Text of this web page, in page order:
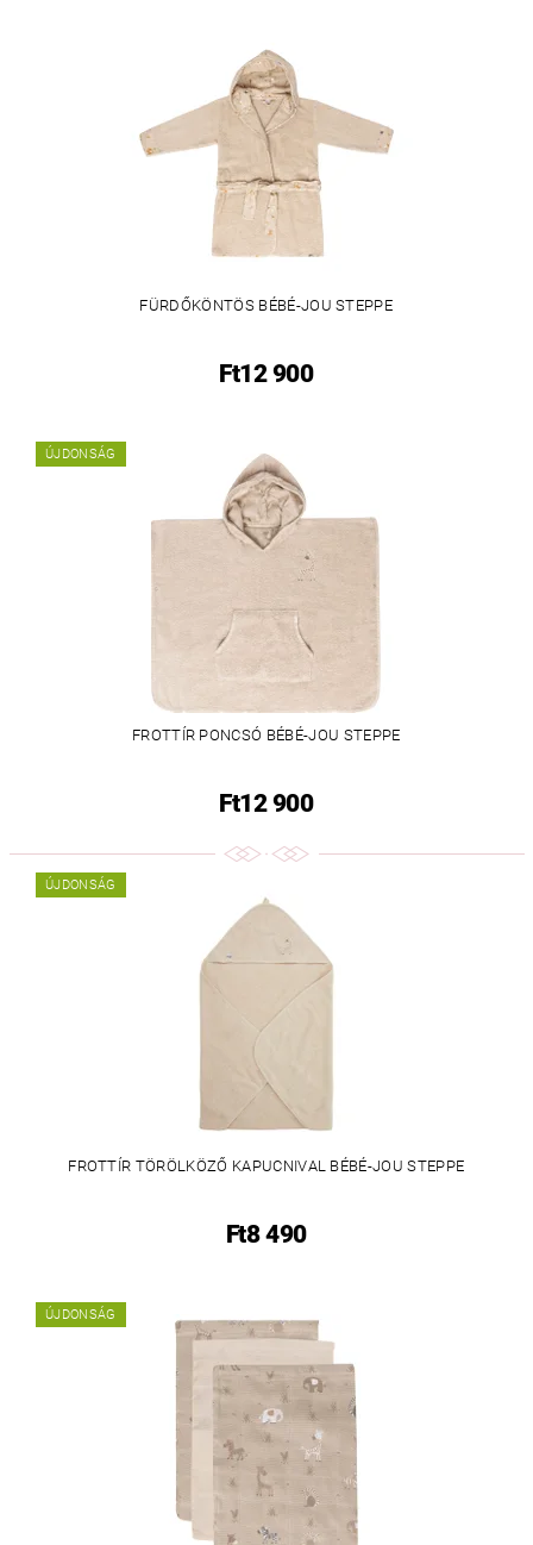
FÜRDŐKÖNTÖS BÉBÉ-JOU STEPPE
Ft12 900
ÚJDONSÁG
FROTTÍR PONCSÓ BÉBÉ-JOU STEPPE
Ft12 900
ÚJDONSÁG
FROTTÍR TÖRÖLKÖZŐ KAPUCNIVAL BÉBÉ-JOU STEPPE
Ft8 490
ÚJDONSÁG